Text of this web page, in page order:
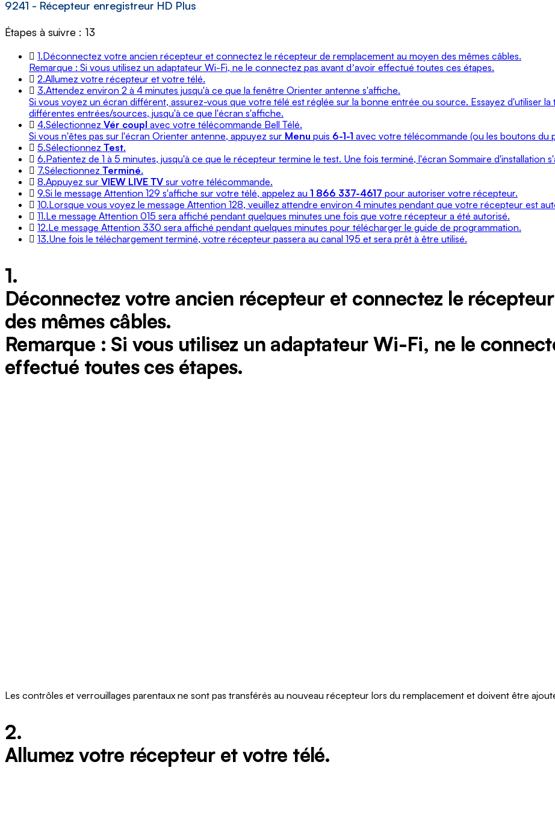
9241 - Récepteur enregistreur HD Plus
Étapes à suivre : 13
1.Déconnectez votre ancien récepteur et connectez le récepteur de remplacement au moyen des mêmes câbles.
Remarque : Si vous utilisez un adaptateur Wi-Fi, ne le connectez pas avant dʼavoir effectué toutes ces étapes.
2.Allumez votre récepteur et votre télé.
3.Attendez environ 2 à 4 minutes jusqu'à ce que la fenêtre Orienter antenne s'affiche.
Si vous voyez un écran différent, assurez-vous que votre télé est réglée sur la bonne entrée ou source. Essayez d'utiliser
différentes entrées/sources, jusqu'à ce que l'écran s'affiche.
4.Sélectionnez Vér coupl avec votre télécommande Bell Télé.
Si vous n'êtes pas sur l'écran Orienter antenne, appuyez sur Menu puis 6-1-1 avec votre télécommande (ou les boutons du
5.Sélectionnez Test.
6.Patientez de 1 à 5 minutes, jusqu'à ce que le récepteur termine le test. Une fois terminé, l'écran Sommaire d'installation
7.Sélectionnez Terminé.
8.Appuyez sur VIEW LIVE TV sur votre télécommande.
9.Si le message Attention 129 s'affiche sur votre télé, appelez au 1 866 337-4617 pour autoriser votre récepteur.
10.Lorsque vous voyez le message Attention 128, veuillez attendre environ 4 minutes pendant que votre récepteur est
11.Le message Attention 015 sera affiché pendant quelques minutes une fois que votre récepteur a été autorisé.
12.Le message Attention 330 sera affiché pendant quelques minutes pour télécharger le guide de programmation.
13.Une fois le téléchargement terminé, votre récepteur passera au canal 195 et sera prêt à être utilisé.
1.
Déconnectez votre ancien récepteur et connectez le
des mêmes câbles.
Remarque : Si vous utilisez un adaptateur Wi-Fi, ne le
effectué toutes ces étapes.
Les contrôles et verrouillages parentaux ne sont pas transférés au nouveau récepteur lors du remplacement et doivent être
2.
Allumez votre récepteur et votre télé.